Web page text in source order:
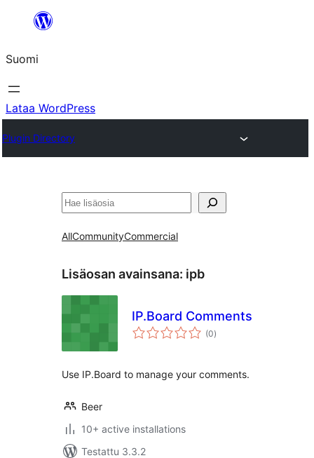
Suomi
Lataa WordPress
Plugin Directory
Etsi
AllCommunityCommercial
Lisäosan avainsana: ipb
IP.Board Comments
(0arvosanat
yhteensä
)
Use IP.Board to manage your comments.
Beer
10+ active installations
Testattu 3.3.2